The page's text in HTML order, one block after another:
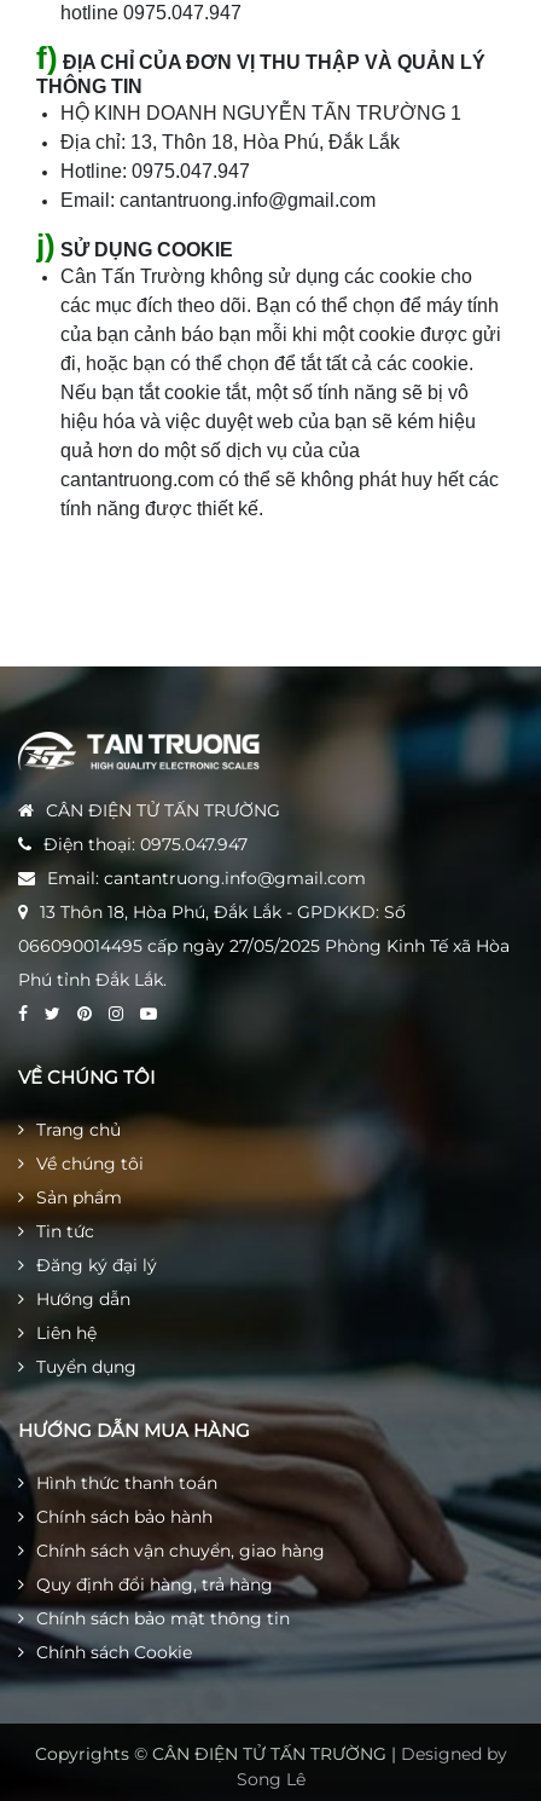
hotline 0975.047.947
f) ĐỊA CHỈ CỦA ĐƠN VỊ THU THẬP VÀ QUẢN LÝ
THÔNG TIN
HỘ KINH DOANH NGUYỄN TẤN TRƯỜNG 1
Địa chỉ: 13, Thôn 18, Hòa Phú, Đắk Lắk
Hotline: 0975.047.947
Email: cantantruong.info@gmail.com
j) SỬ DỤNG COOKIE
Cân Tấn Trường không sử dụng các cookie cho
các mục đích theo dõi. Bạn có thể chọn để máy tính
của bạn cảnh báo bạn mỗi khi một cookie được gửi
đi, hoặc bạn có thể chọn để tắt tất cả các cookie.
Nếu bạn tắt cookie tắt, một số tính năng sẽ bị vô
hiệu hóa và việc duyệt web của bạn sẽ kém hiệu
quả hơn do một số dịch vụ của của
cantantruong.com có thể sẽ không phát huy hết các
tính năng được thiết kế.
CÂN ĐIỆN TỬ TẤN TRƯỜNG
Điện thoại: 0975.047.947
Email: cantantruong.info@gmail.com
13 Thôn 18, Hòa Phú, Đắk Lắk - GPDKKD: Số
066090014495 cấp ngày 27/05/2025 Phòng Kinh Tế xã Hòa
Phú tỉnh Đắk Lắk.
VỀ CHÚNG TÔI
Trang chủ
Về chúng tôi
Sản phẩm
Tin tức
Đăng ký đại lý
Hướng dẫn
Liên hệ
Tuyển dụng
HƯỚNG DẪN MUA HÀNG
Hình thức thanh toán
Chính sách bảo hành
Chính sách vận chuyển, giao hàng
Quy định đổi hàng, trả hàng
Chính sách bảo mật thông tin
Chính sách Cookie
Copyrights © CÂN ĐIỆN TỬ TẤN TRƯỜNG | Designed by
Song Lê